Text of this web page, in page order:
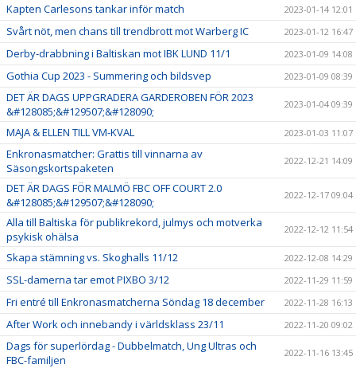
Kapten Carlesons tankar inför match 2023-01-14 12:01
Svårt nöt, men chans till trendbrott mot Warberg IC 2023-01-12 16:47
Derby-drabbning i Baltiskan mot IBK LUND 11/1 2023-01-09 14:08
Gothia Cup 2023 - Summering och bildsvep 2023-01-09 08:39
DET ÄR DAGS UPPGRADERA GARDEROBEN FÖR 2023
&#128085;&#129507;&#128090;
2023-01-04 09:39
MAJA & ELLEN TILL VM-KVAL 2023-01-03 11:07
Enkronasmatcher: Grattis till vinnarna av
Säsongskortspaketen
2022-12-21 14:09
DET ÄR DAGS FÖR MALMÖ FBC OFF COURT 2.0
&#128085;&#129507;&#128090;
2022-12-17 09:04
Alla till Baltiska för publikrekord, julmys och motverka
psykisk ohälsa
2022-12-12 11:54
Skapa stämning vs. Skoghalls 11/12 2022-12-08 14:29
SSL-damerna tar emot PIXBO 3/12 2022-11-29 11:59
Fri entré till Enkronasmatcherna Söndag 18 december 2022-11-28 16:13
After Work och innebandy i världsklass 23/11 2022-11-20 09:02
Dags för superlördag - Dubbelmatch, Ung Ultras och
FBC-familjen
2022-11-16 13:45